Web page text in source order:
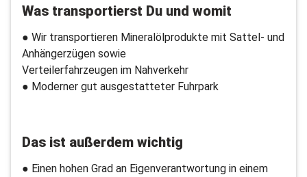
Was transportierst Du und womit
● Wir transportieren Mineralölprodukte mit Sattel- und
Anhängerzügen sowie
Verteilerfahrzeugen im Nahverkehr
● Moderner gut ausgestatteter Fuhrpark
Das ist außerdem wichtig
● Einen hohen Grad an Eigenverantwortung in einem